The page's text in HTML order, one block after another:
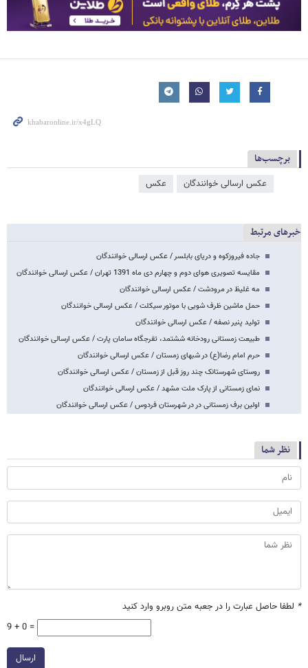
برچسب‌ها
عکس ارسالی خوانندگان عکس
خبرهای مرتبط
جاده فیروزکوه و دریای بابلسر / عکس ارسالی خوانندگان
مقایسه تصویری هوای دوم و چهارم دی ماه 1391 تهران / عکس ارسالی خوانندگان
مه غلیظ در مرودشت / عکس ارسالی خوانندگان
حمل ماشین ظرف شویی با موتور سیکلت / عکس ارسالی خوانندگان
تولید پنیر نصفه / عکس ارسالی خوانندگان
طبیعت زمستانی رودخانه ششتمد، تفرجگاه سامان پارت / عکس ارسالی خوانندگان
حرم امام رضا(ع) در شبهای زمستان / عکس ارسالی خوانندگان
روستای شهرستانک چند روز قبل از زمستان / عکس ارسالی خوانندگان
نمای زمستانی از پارک ملت مشهد / عکس ارسالی خوانندگان
اولین برف زمستانی در در شهرستان فردوس / عکس ارسالی خوانندگان
نظر شما
* لطفا حاصل عبارت را در جعبه متن روبرو وارد کنید
9 + 0 =
ارسال